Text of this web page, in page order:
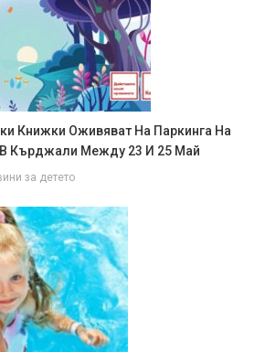
Книжки Оживяват На Паркинга На
В Кърджали Между 23 И 25 Май
за детето